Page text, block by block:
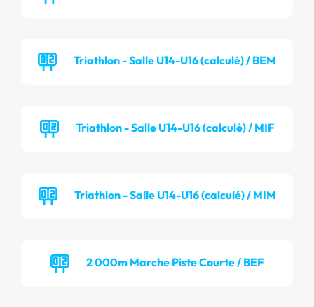
Triathlon - Salle U14-U16 (calculé) / BEM
Triathlon - Salle U14-U16 (calculé) / MIF
Triathlon - Salle U14-U16 (calculé) / MIM
2 000m Marche Piste Courte / BEF